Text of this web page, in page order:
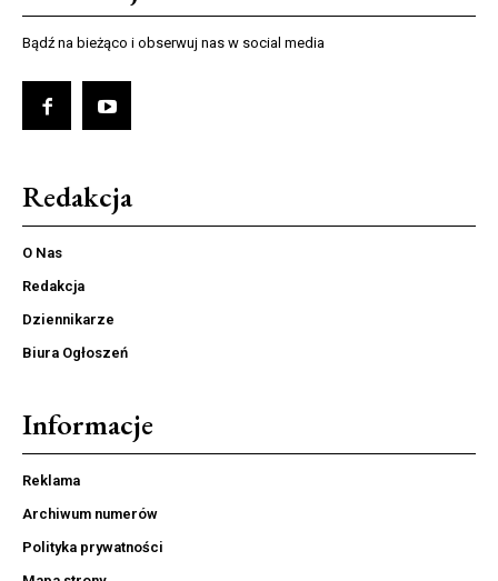
Bądź na bieżąco i obserwuj nas w social media
Redakcja
O Nas
Redakcja
Dziennikarze
Biura Ogłoszeń
Informacje
Reklama
Archiwum numerów
Polityka prywatności